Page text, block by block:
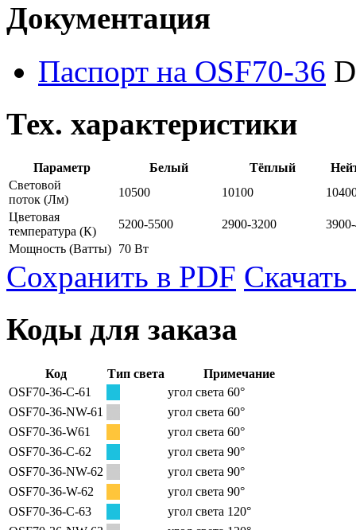
Документация
Паспорт на OSF70-36
Тех. характеристики
Параметр Белый Тёплый
Световой
поток (Лм)
10500 10100
Цветовая
температура (К)
5200-5500 2900-3200
Мощность (Ватты) 70 Вт
Сохранить в PDF
Коды для заказа
Код Тип света
Примечание
OSF70-36-C-61
угол света 60°
OSF70-36-NW-61
угол света 60°
OSF70-36-W61
угол света 60°
OSF70-36-C-62
угол света 90°
OSF70-36-NW-62
угол света 90°
OSF70-36-W-62
угол света 90°
OSF70-36-C-63
угол света 120°